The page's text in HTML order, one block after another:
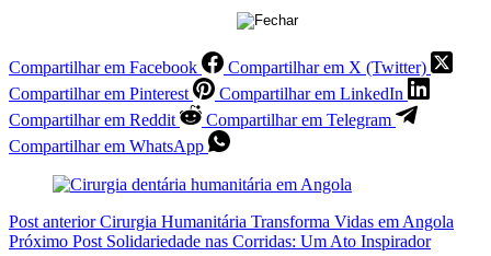
Compartilhar em Facebook
Compartilhar em X (Twitter)
Compartilhar em Pinterest
Compartilhar em LinkedIn
Compartilhar em Reddit
Compartilhar em Telegram
Compartilhar em WhatsApp
Post anteriorCirurgia Humanitária Transforma Vidas em Angola
Próximo Post Solidariedade nas Corridas: Um Ato Inspirador